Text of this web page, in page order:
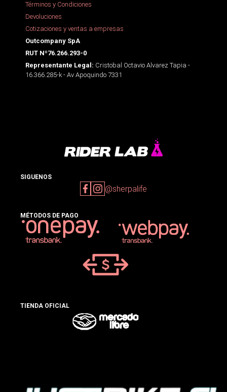
Términos y Condiciones
Devoluciones
Cotizaciones y ventas a empresas
Outcompany SpA
RUT Nº76.266.293-0
Representante Legal: Cristobal Octavio Alvarez Tapia -
16.366.285-k - Av Apoquindo 7331
SIGUENOS
@sherpalife
MÉTODOS DE PAGO
TIENDA OFICIAL